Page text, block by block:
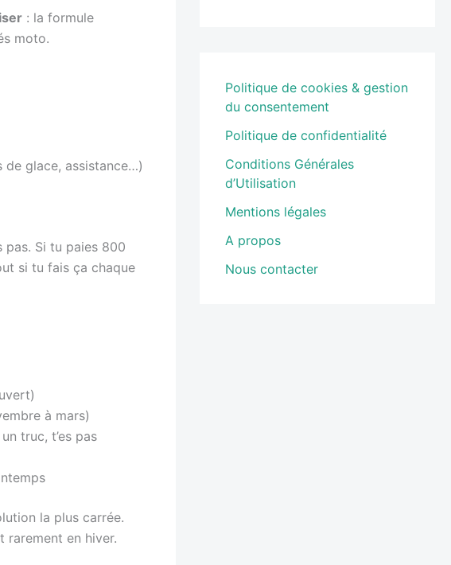
: la formule
moto.
de glace, assistance…)
pas. Si tu paies 800
si tu fais ça chaque
à mars)
truc, t’es pas
la plus carrée.
rarement en hiver.
Politique de cookies & gestion
du consentement
Politique de confidentialité
Conditions Générales
d’Utilisation
Mentions légales
A propos
Nous contacter